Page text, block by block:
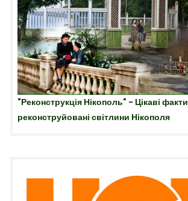
"Реконструкція Нікополь" - Цікаві факти
реконструйовані світлини Нікополя